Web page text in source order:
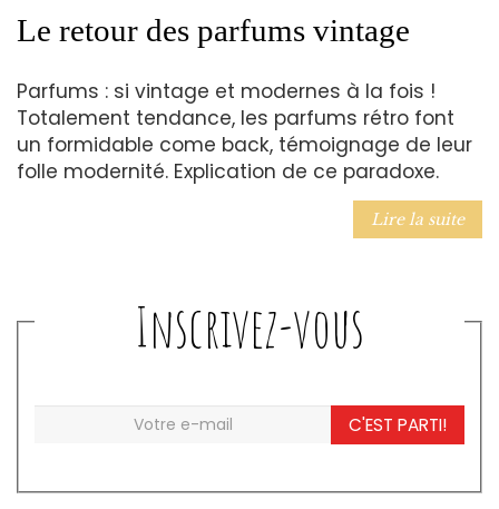
Le retour des parfums vintage
Parfums : si vintage et modernes à la fois !
Totalement tendance, les parfums rétro font
un formidable come back, témoignage de leur
folle modernité. Explication de ce paradoxe.
Lire la suite
Inscrivez-vous
C'EST PARTI!